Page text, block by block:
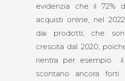
evidenzia che il 72%
acquisti online, nel
dai prodotti, che
crescita dal 2020,
rientra per esempio il
scontano ancora forti